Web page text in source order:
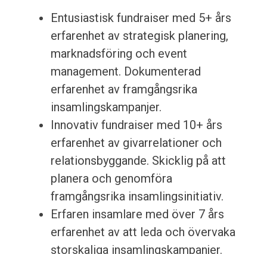
Entusiastisk fundraiser med 5+ års
erfarenhet av strategisk planering,
marknadsföring och event
management. Dokumenterad
erfarenhet av framgångsrika
insamlingskampanjer.
Innovativ fundraiser med 10+ års
erfarenhet av givarrelationer och
relationsbyggande. Skicklig på att
planera och genomföra
framgångsrika insamlingsinitiativ.
Erfaren insamlare med över 7 års
erfarenhet av att leda och övervaka
storskaliga insamlingskampanjer.